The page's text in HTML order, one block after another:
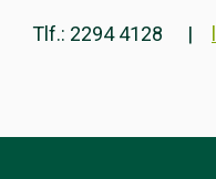
Tlf.: 2294 4128